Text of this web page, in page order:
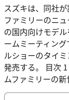
スズキは、同社
ファミリーのニュ
の国内向けモデ
ームミーティン
ルショーのタイ
発売する。 目次
ムファミリーの